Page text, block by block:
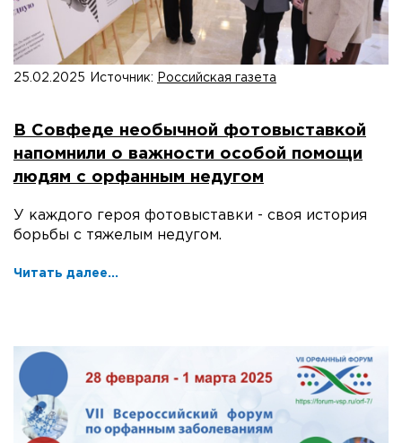
25.02.2025 Источник: Российская газета
В Совфеде необычной фотовыставкой
напомнили о важности особой помощи
людям с орфанным недугом
У каждого героя фотовыставки - своя история
борьбы с тяжелым недугом.
Читать далее...